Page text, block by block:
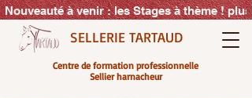
Nouveauté à venir : les Stages à thème !
SELLERIE TARTAUD
Centre de formation professionnelle
Sellier harnacheur